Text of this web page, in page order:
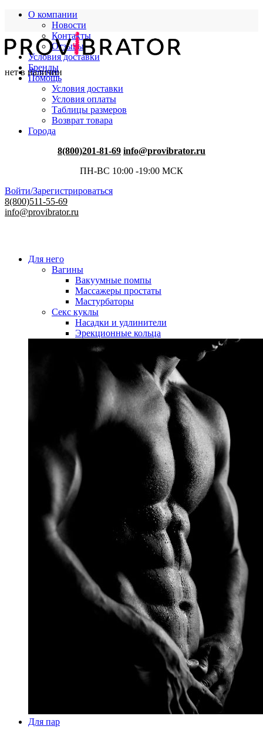
О компании
Новости
Контакты
Отзывы
Условия доставки
Бренды
Помощь
Условия доставки
Условия оплаты
Таблицы размеров
Возврат товара
Города
8(800)201-81-69 info@provibrator.ru
ПН-ВС 10:00 -19:00 МСК
Войти/Зарегистрироваться
8(800)511-55-69
info@provibrator.ru
Для нее
Для него
Вагины
Вакуумные помпы
Массажеры простаты
Мастурбаторы
Секс куклы
Насадки и удлинители
Эрекционные кольца
Для пар
нет в наличии